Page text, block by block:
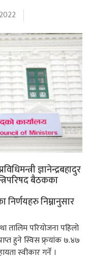
ज्ञानेन्द्रबहादुर
बैठकका
निम्नानुसार
तालिम परियोजना पहिलो
हुने स्विस फ्र्यांक ७.४७
स्वीकार गर्ने ।